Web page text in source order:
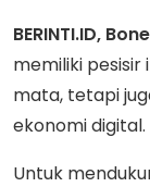
BERINTI.ID,
memiliki
mata, tetapi
ekonomi digital.
Untuk